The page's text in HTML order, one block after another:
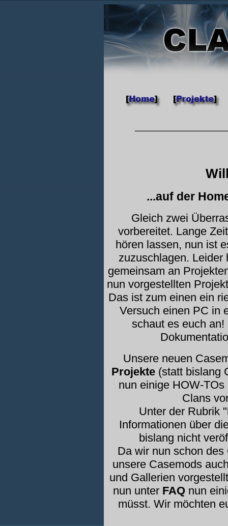
...auf der
Gleich zwei
vorbereitet. Lange
hören lassen, nun ist
zuzuschlagen. Leider
gemeinsam an
nun vorgestellten
Das ist zum einen ein
Versuch einen PC in
schaut es euch
Unsere neuen
Projekte (statt bislang
nun einige HOW-
Clans
Unter der Rubrik "
Informationen über
bislang nicht
Da wir nun schon
unsere Casemods
und Gallerien
nun unter FAQ nun
müsst. Wir möchten